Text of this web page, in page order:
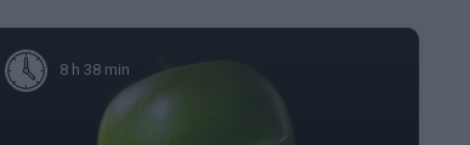
8 h 38 min